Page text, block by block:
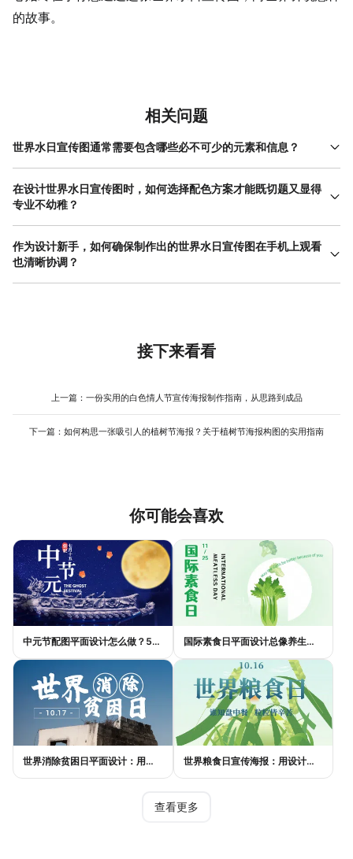
的故事。
相关问题
世界水日宣传图通常需要包含哪些必不可少的元素和信息？
一张完整的世界水日宣传图，核心元素通常包括：明确的主题标
识，如“世界水日”或“World Water Day”字样及官方Logo；一个清晰
有力的主视觉，可以是具象的水滴、地球、江河，也可以是象征性
据，如节水 小贴士 、水资源现状的简短说明。此外，若用于特定活
动，还需包含活动时间、地点、主办方等基本信息。在整合这些元
在设计世界水日宣传图时，如何选择配色方案才能既切题又显得
专业不幼稚？
世界水日宣传图的配色应紧扣“水”的主题，同时考虑情感传达。蓝色
系是毋庸置疑的首选，但直接使用纯正的亮蓝色可能显得过于普通
甚至幼稚。更专业的做法是选择不同明度和饱和度的蓝色进行搭
多在线设计工具在提供世界水日相关模板时，其配色方案已经过专
作为设计新手，如何确保制作出的世界水日宣传图在手机上观看
也清晰协调？
确保世界水日宣传图适配手机观看，需从尺寸、字体和布局三方面
一眼看清；正文文字不宜过小，避免用户需要放大才能阅读。最
后，布局应采用适合纵向浏览的单列流式结构，将关键信息（如图
角。所有元素之间的间距可以适当加大，以适应触屏操作时的误触
在线设计平台制作时，很多模板本身就针对移动端进行了优化，直
接下来看看
上一篇： 一份实用的白色情人节宣传海报制作指南，从思路到成品
下一篇： 如何构思一张吸引人的植树节海报？关于植树节海报构图的实用指南
你可能会喜欢
中元节配图平面设计怎么做？5种风格模板轻松搞定节日氛围 国际素食日平面设计总像养生广告？三个思路让它变酷
世界消除贫困日平面设计：用视觉语言传递尊严与温度 世界粮食日宣传海报：用设计传递"粮"心，让每一粒米都有声音
查看更多